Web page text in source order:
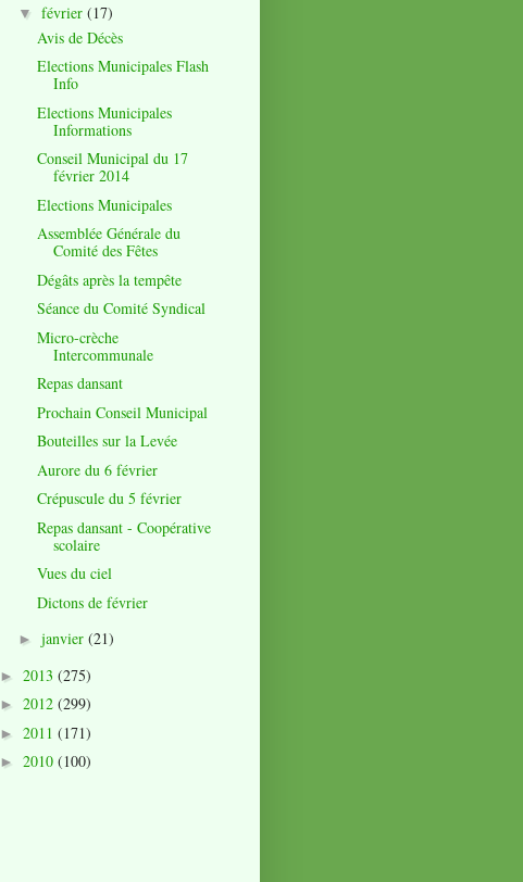
▼ février (17)
Avis de Décès
Elections Municipales Flash
Info
Elections Municipales
Informations
Conseil Municipal du 17
février 2014
Elections Municipales
Assemblée Générale du
Comité des Fêtes
Dégâts après la tempête
Séance du Comité Syndical
Micro-crèche
Intercommunale
Repas dansant
Prochain Conseil Municipal
Bouteilles sur la Levée
Aurore du 6 février
Crépuscule du 5 février
Repas dansant - Coopérative
scolaire
Vues du ciel
Dictons de février
► janvier (21)
► 2013 (275)
► 2012 (299)
► 2011 (171)
► 2010 (100)